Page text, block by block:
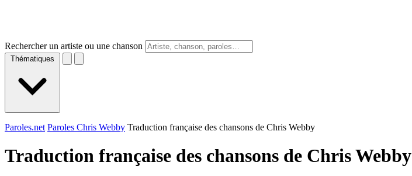
Rechercher un artiste ou une chanson
Thématiques
Paroles.net Paroles Chris Webby Traduction française des chansons de Chris Webby
Traduction française des chansons de Chris Webby